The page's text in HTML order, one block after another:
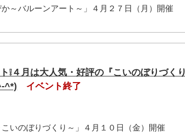
～バルーンアート～」４月２７日（月）開催
❕４月は大人気・好評の『こいのぼりづく
^*)
イベント終了
いのぼりづくり～」４月１０日（金）開催